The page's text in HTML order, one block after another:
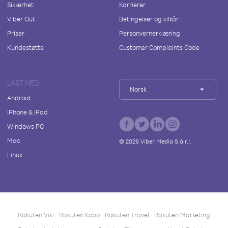
Sikkerhet
Viber Out
Priser
Kundestøtte
Karrierer
Betingelser og vilkår
Personvernerklæring
Customer Complaints Code
LAST NED
Android
iPhone & iPad
Windows PC
Mac
Linux
Norsk
© 2026Viber Media S.à r.l.
Rakuten Viki Rakuten Kobo Rakuten Travel
Rakuten Marketing